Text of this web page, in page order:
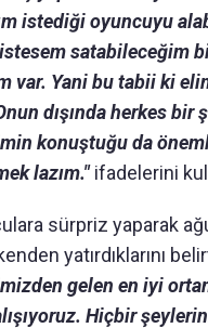
istediği oyuncuyu
satabileceğim
var. Yani bu tabii ki
dışında herkes bir
konuştuğu da
lazım."ifadelerini
sürpriz yaparak
yatırdıklarını
gelen en iyi
Hiçbir